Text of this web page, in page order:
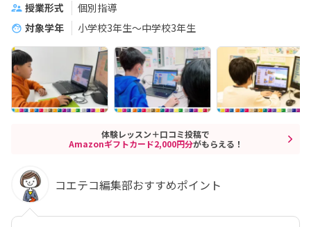
授業形式
個別指導
対象学年
小学校3年生～中学校3年生
体験レッスン＋口コミ投稿で
Amazonギフトカード2,000円分がもらえる！
コエテコ編集部おすすめポイント